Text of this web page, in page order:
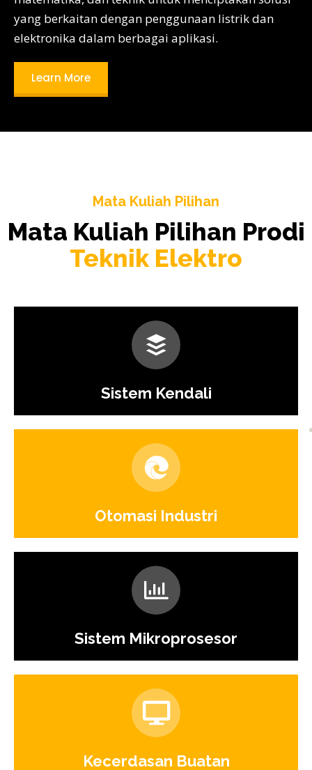
yang berkaitan dengan penggunaan listrik dan
elektronika dalam berbagai aplikasi.
Learn More
Mata Kuliah Pilihan
Mata Kuliah Pilihan Prodi
Teknik Elektro
Sistem Kendali
Otomasi Industri
Sistem Mikroprosesor
Kecerdasan Buatan